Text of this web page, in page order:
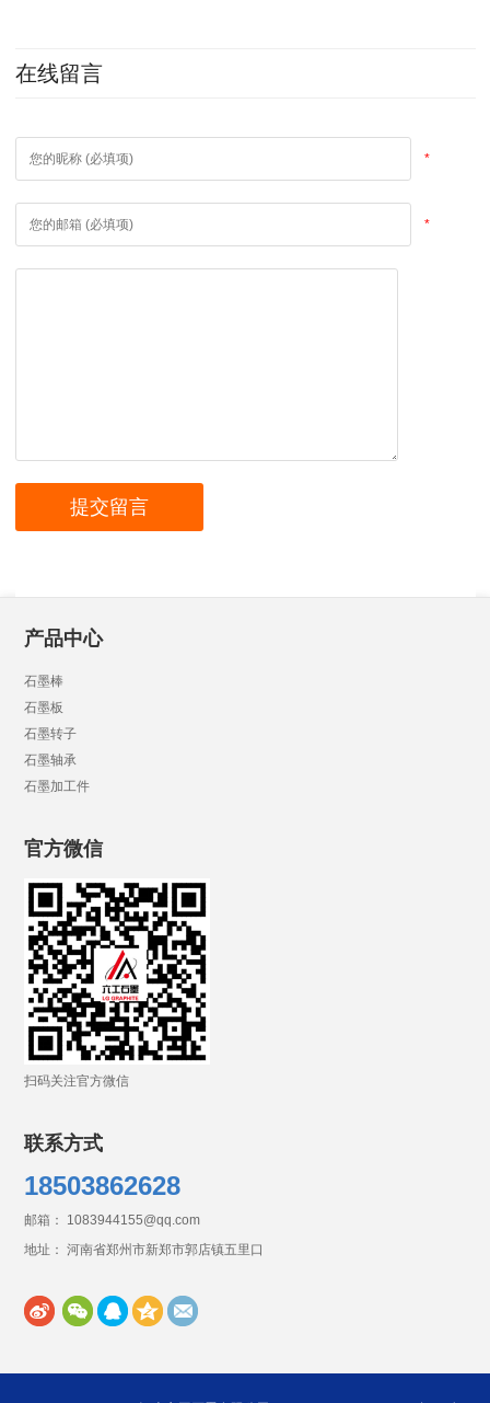
在线留言
*
*
产品中心
石墨棒
石墨板
石墨转子
石墨轴承
石墨加工件
官方微信
扫码关注官方微信
联系方式
18503862628
邮箱： 1083944155@qq.com
地址： 河南省郑州市新郑市郭店镇五里口